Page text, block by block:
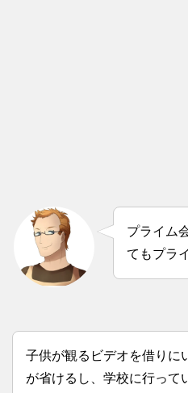
プライム
てもプラ
子供が観るビデオを借りに
が省けるし、学校に行って